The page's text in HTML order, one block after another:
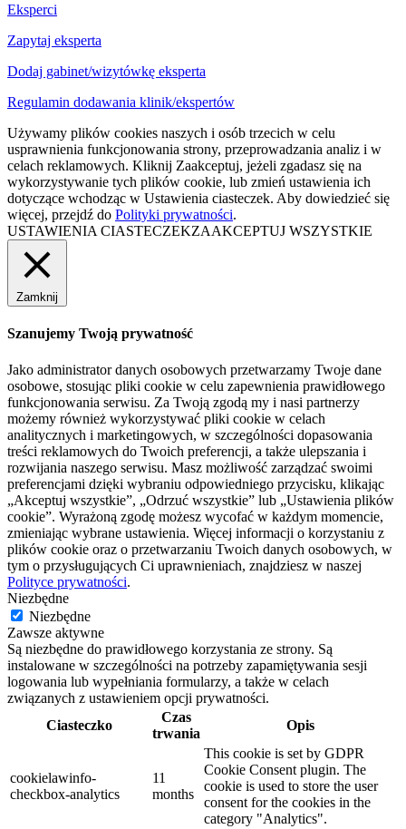
Eksperci
Zapytaj eksperta
Dodaj gabinet/wizytówkę eksperta
Regulamin dodawania klinik/ekspertów
Używamy plików cookies naszych i osób trzecich w celu
usprawnienia funkcjonowania strony, przeprowadzania analiz i w
celach reklamowych. Kliknij Zaakceptuj, jeżeli zgadasz się na
wykorzystywanie tych plików cookie, lub zmień ustawienia ich
dotyczące wchodząc w Ustawienia ciasteczek. Aby dowiedzieć się
więcej, przejdź do Polityki prywatności.
USTAWIENIA CIASTECZEKZAAKCEPTUJ WSZYSTKIE
Zamknij
Szanujemy Twoją prywatność
Jako administrator danych osobowych przetwarzamy Twoje dane
osobowe, stosując pliki cookie w celu zapewnienia prawidłowego
funkcjonowania serwisu. Za Twoją zgodą my i nasi partnerzy
możemy również wykorzystywać pliki cookie w celach
analitycznych i marketingowych, w szczególności dopasowania
treści reklamowych do Twoich preferencji, a także ulepszania i
rozwijania naszego serwisu. Masz możliwość zarządzać swoimi
preferencjami dzięki wybraniu odpowiedniego przycisku, klikając
„Akceptuj wszystkie”, „Odrzuć wszystkie” lub „Ustawienia plików
cookie”. Wyrażoną zgodę możesz wycofać w każdym momencie,
zmieniając wybrane ustawienia. Więcej informacji o korzystaniu z
plików cookie oraz o przetwarzaniu Twoich danych osobowych, w
tym o przysługujących Ci uprawnieniach, znajdziesz w naszej
Polityce prywatności.
Niezbędne
Niezbędne
Zawsze aktywne
Są niezbędne do prawidłowego korzystania ze strony. Są
instalowane w szczególności na potrzeby zapamiętywania sesji
logowania lub wypełniania formularzy, a także w celach
związanych z ustawieniem opcji prywatności.
Ciasteczko
Czas
trwania
Opis
cookielawinfo-
checkbox-analytics
11
months
This cookie is set by GDPR
Cookie Consent plugin. The
cookie is used to store the user
consent for the cookies in the
category "Analytics".